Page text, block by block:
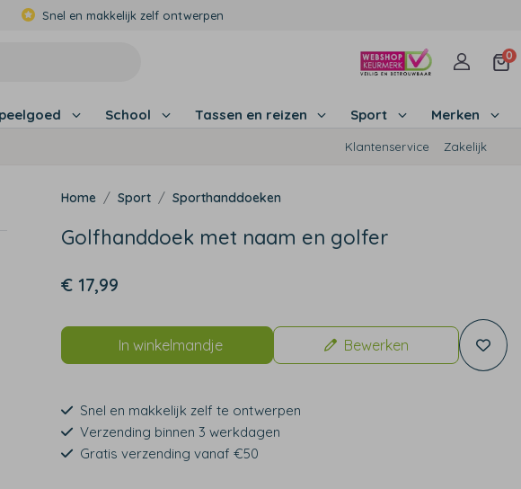
Snel en makkelijk zelf ontwerpen
0
School Tassen en reizen Sport Merken
Klantenservice Zakelijk
Sport Sporthanddoeken
Golfhanddoek met naam en golfer
€ 17,99
In winkelmandje Bewerken
Snel en makkelijk zelf te ontwerpen
Verzending binnen 3 werkdagen
Gratis verzending vanaf €50